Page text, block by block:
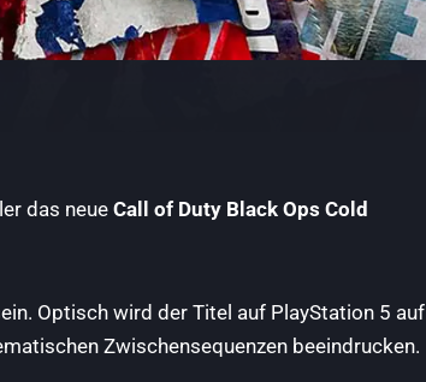
das neue Call of Duty Black Ops Cold
Optisch wird der Titel auf PlayStation 5 auf
Zwischensequenzen beeindrucken.